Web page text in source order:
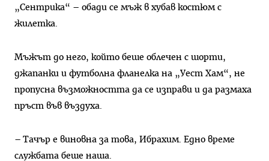
„Сентрика“ – обади се мъж в хубав костюм с
жилетка.
Мъжът до него, който беше облечен с шорти,
джапанки и футболна фланелка на „Уест Хам“, не
пропусна възможността да се изправи и да размаха
пръст във въздуха.
– Тачър е виновна за това, Ибрахим. Едно време
службата беше наша.